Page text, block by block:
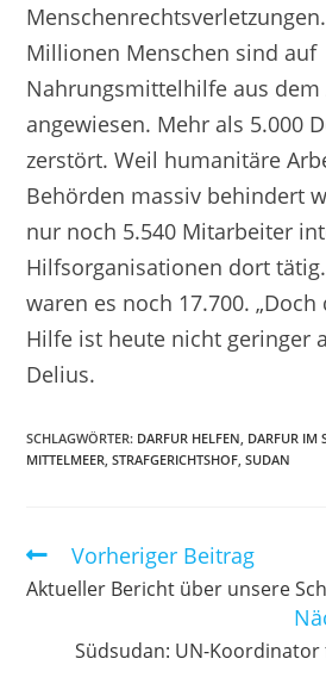
Millionen Menschen sind auf
Nahrungsmittelhilfe aus dem
angewiesen. Mehr als 5.000
zerstört. Weil humanitäre
Behörden massiv behindert
nur noch 5.540 Mitarbeiter
Hilfsorganisationen dort
waren es noch 17.700.
Hilfe ist heute nicht geringer
Delius.
SCHLAGWÖRTER: DARFUR HELFEN DARFUR IM
MITTELMEER STRAFGERICHTSHOF SUDAN
Vorheriger Beitrag
Aktueller Bericht über unsere
Südsudan: UN-